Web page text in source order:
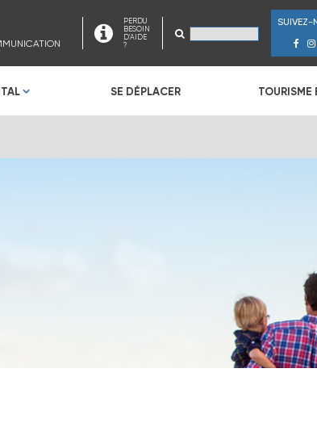
PERDU
BESOIN
D'AIDE
?
SUIVEZ-
SE DÉPLACER TOURISME